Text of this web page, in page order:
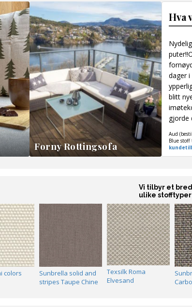
Forny Rottingsofa
Hva
dager
blitt
gjorde
Aud
Blue
Vi tilbyr et
ulike
colors
Sunbrella solid and
stripes Taupe Chine
Texsilk Roma
Elvesand